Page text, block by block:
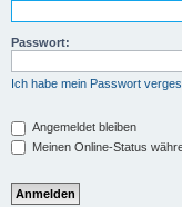
Passwort:
Ich habe mein Passwort
Angemeldet bleiben
Meinen Online-Status